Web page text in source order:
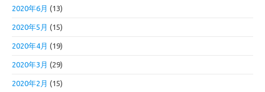
2020年6月 (13)
2020年5月 (15)
2020年4月 (19)
2020年3月 (29)
2020年2月 (15)